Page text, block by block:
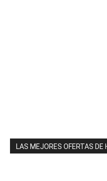
LAS MEJORES OFERTAS DE